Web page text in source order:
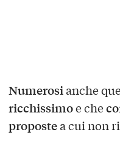
Numerosianche
ricchissimoe che
propostea cui non